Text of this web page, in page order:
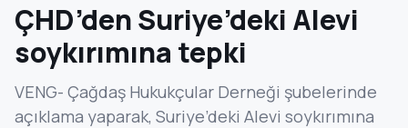
ÇHD’den Suriye’deki Alevi
soykırımına tepki
VENG- Çağdaş Hukukçular Derneği şubelerinde
açıklama yaparak, Suriye’deki Alevi soykırımına